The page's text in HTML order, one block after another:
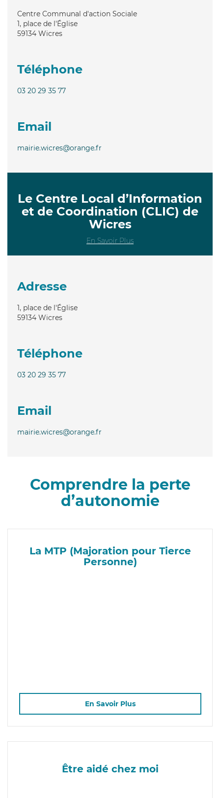
Centre Communal d'action Sociale
1, place de l'Église
59134 Wicres
Téléphone
03 20 29 35 77
Email
mairie.wicres@orange.fr
Le Centre Local d’Information
et de Coordination (CLIC) de
Wicres
En Savoir Plus
Adresse
1, place de l'Église
59134 Wicres
Téléphone
03 20 29 35 77
Email
mairie.wicres@orange.fr
Comprendre la perte
d’autonomie
La MTP (Majoration pour Tierce
Personne)
En Savoir Plus
Être aidé chez moi